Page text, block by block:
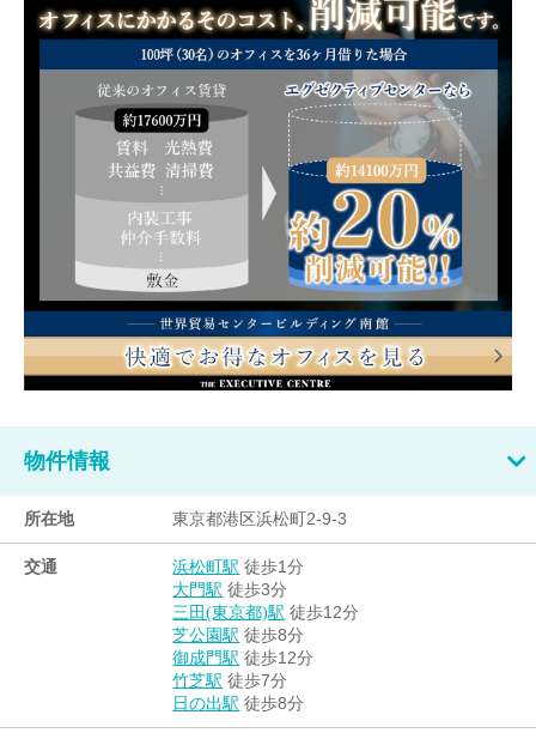
物件情報
所在地 東京都港区浜松町2-9-3
交通 浜松町駅 徒歩1分
大門駅 徒歩3分
三田(東京都)駅 徒歩12分
芝公園駅 徒歩8分
御成門駅 徒歩12分
竹芝駅 徒歩7分
日の出駅 徒歩8分